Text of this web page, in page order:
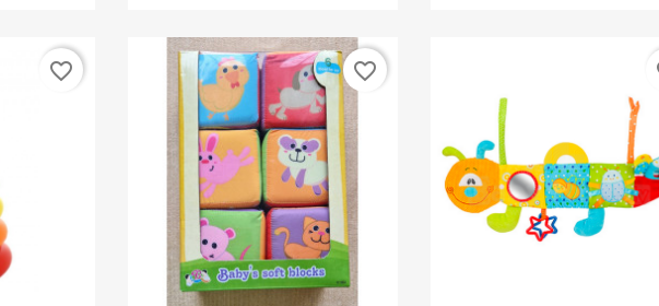
favorite_border favorite_border